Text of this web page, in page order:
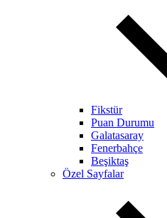
Fikstür
Puan Durumu
Galatasaray
Fenerbahçe
Beşiktaş
Özel Sayfalar